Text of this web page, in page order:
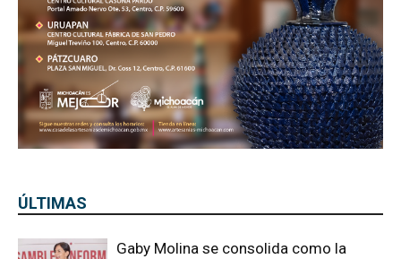
ÚLTIMAS
Gaby Molina se consolida como la